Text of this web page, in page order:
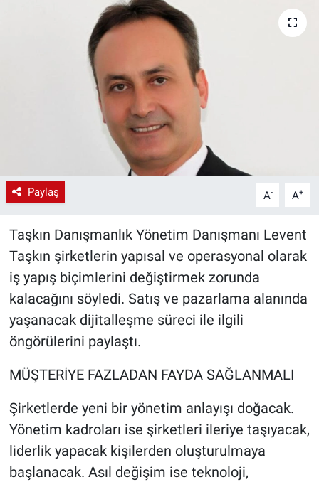
Paylaş A- A+
Taşkın Danışmanlık Yönetim Danışmanı Levent
Taşkın şirketlerin yapısal ve operasyonal olarak
iş yapış biçimlerini değiştirmek zorunda
kalacağını söyledi. Satış ve pazarlama alanında
yaşanacak dijitalleşme süreci ile ilgili
öngörülerini paylaştı.
MÜŞTERİYE FAZLADAN FAYDA SAĞLANMALI
Şirketlerde yeni bir yönetim anlayışı doğacak.
Yönetim kadroları ise şirketleri ileriye taşıyacak,
liderlik yapacak kişilerden oluşturulmaya
başlanacak. Asıl değişim ise teknoloji,
Ağır Sanayi Çözümleri